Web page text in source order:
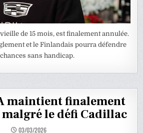
de 15 mois, est finalement annulée.
et le Finlandais pourra défendre
sans handicap.
maintient finalement
le défi Cadillac
03/03/2026